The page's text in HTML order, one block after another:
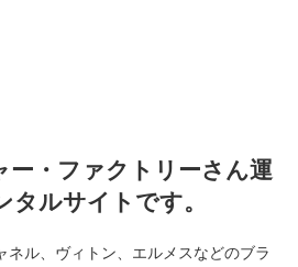
ー・ファクトリーさん運
ルサイトです。
ネル、ヴィトン、エルメスなどのブラ